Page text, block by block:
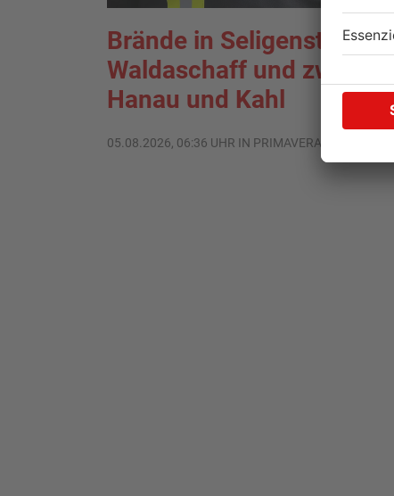
Brände in Seligenstadt,
Waldaschaff und zwischen
Hanau und Kahl
05.08.2026, 06:36 UHR IN PRIMAVERALAND